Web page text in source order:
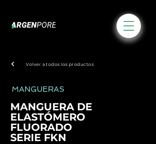
Volver a todos los productos
MANGUERAS
MANGUERA DE
ELASTÓMERO
FLUORADO
SERIE FKN